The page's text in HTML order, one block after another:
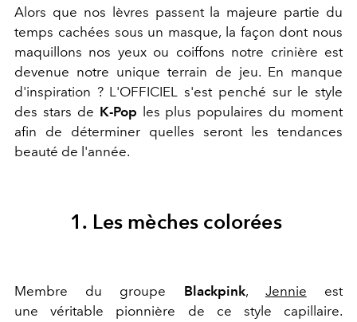
Alors que nos lèvres passent la majeure partie du
temps cachées sous un masque, la façon dont nous
maquillons nos yeux ou coiffons notre crinière est
devenue notre unique terrain de jeu. En manque
d'inspiration ? L'OFFICIEL s'est penché sur le style
des stars de K-Pop les plus populaires du moment
afin de déterminer quelles seront les tendances
beauté de l'année.
1. Les mèches colorées
Membre du groupe Blackpink, Jennie est
une véritable pionnière de ce style capillaire.